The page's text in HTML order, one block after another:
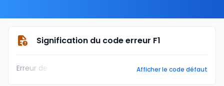
Signification du code erreur F1
Erreur de Afficher le code défaut